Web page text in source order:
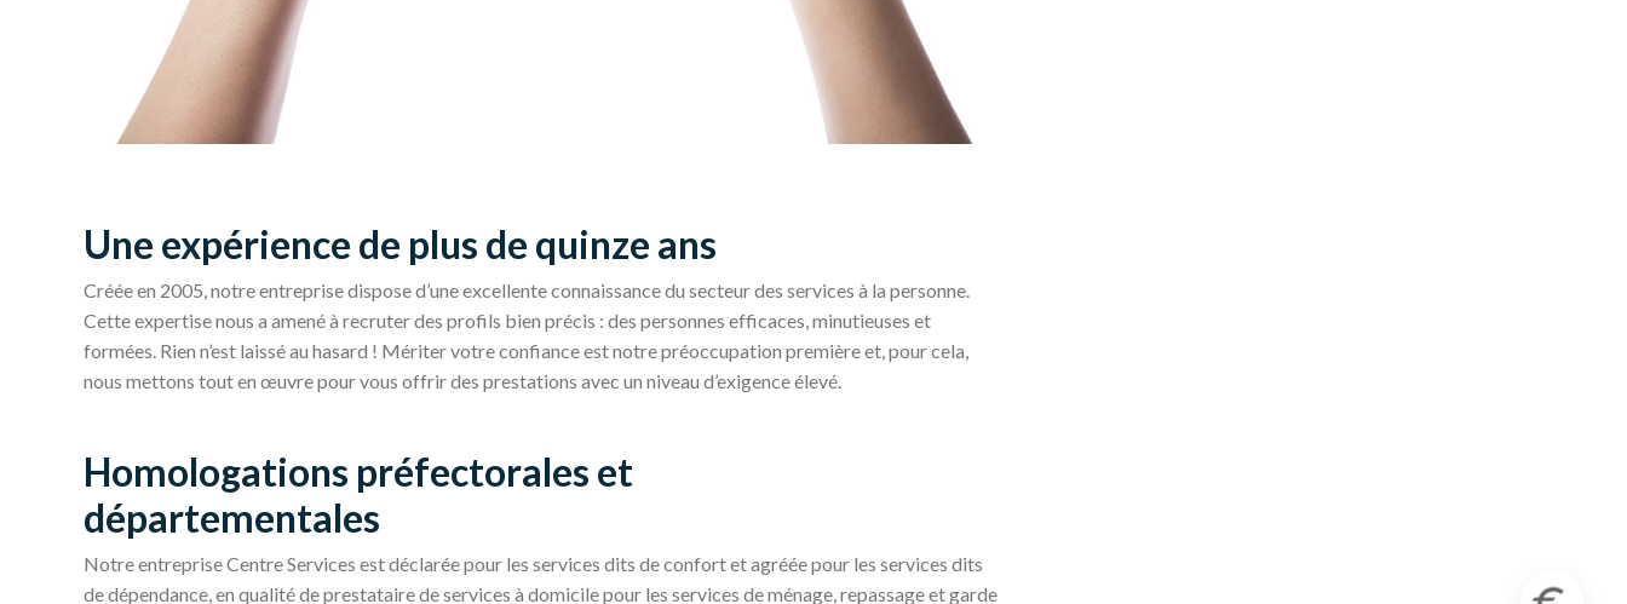
Une expérience de plus de quinze ans
Créée en 2005, notre entreprise dispose d’une excellente connaissance du secteur des services à la personne.
Cette expertise nous a amené à recruter des profils bien précis : des personnes efficaces, minutieuses et
formées. Rien n’est laissé au hasard ! Mériter votre confiance est notre préoccupation première et, pour cela,
nous mettons tout en œuvre pour vous offrir des prestations avec un niveau d’exigence élevé.
Homologations préfectorales et
départementales
Notre entreprise Centre Services est déclarée pour les services dits de confort et agréée pour les services dits
de dépendance, en qualité de prestataire de services à domicile pour les services de ménage, repassage et garde